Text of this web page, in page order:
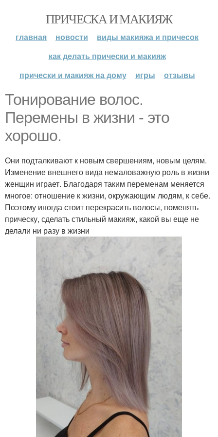
ПРИЧЕСКА И МАКИЯЖ
главная новости
виды макияжа и причесок
как делать прически и макияж
прически и макияж на дому
игры отзывы
Тонирование волос.
Перемены в жизни - это
хорошо.
Они подталкивают к новым свершениям, новым целям.
Изменение внешнего вида немаловажную роль в жизни
женщин играет. Благодаря таким переменам меняется
многое: отношение к жизни, окружающим людям, к себе.
Поэтому иногда стоит перекрасить волосы, поменять
прическу, сделать стильный макияж, какой вы еще не
делали ни разу в жизни